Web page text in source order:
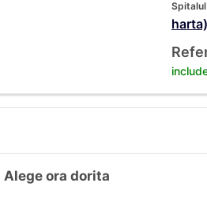
harta)
Alege ora dorita